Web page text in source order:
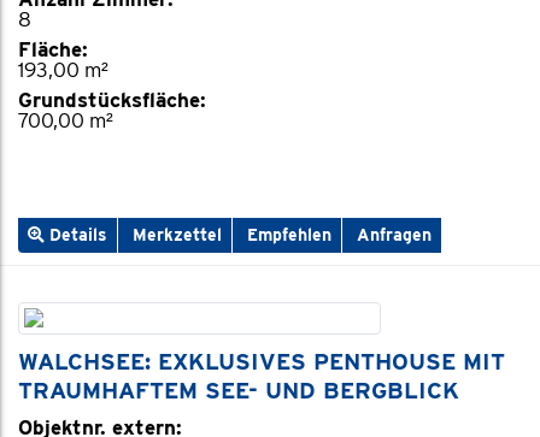
8
Fläche:
193,00 m²
Grundstücksfläche:
700,00 m²
Details Merkzettel Empfehlen Anfragen
WALCHSEE: EXKLUSIVES PENTHOUSE MIT
TRAUMHAFTEM SEE- UND BERGBLICK
Objektnr. extern: